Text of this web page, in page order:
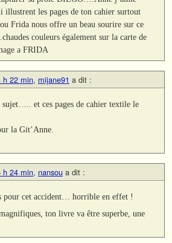
illustrent les pages de ton cahier surtout
Frida nous offre un beau sourire sur ce
couleurs également sur la carte de
a FRIDA
h 22 min, mijane91 a dit :
sujet….. et ces pages de cahier textile le
la Git’Anne.
h 24 min, nansou a dit :
pour cet accident… horrible en effet !
ton livre va être superbe, une